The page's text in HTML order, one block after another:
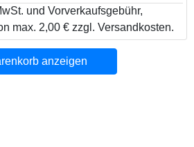
und Vorverkaufsgebühr,
max. 2,00 € zzgl. Versandkosten.
anzeigen